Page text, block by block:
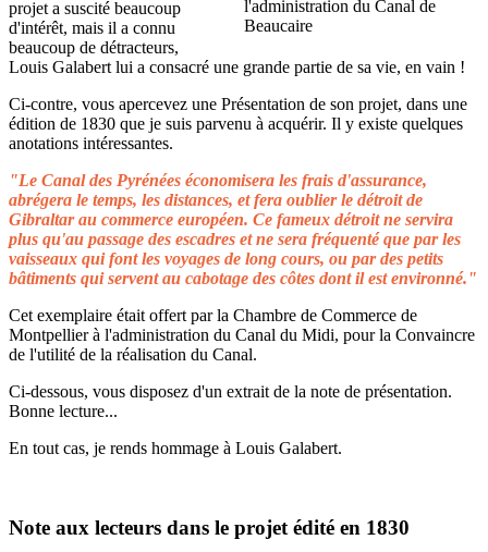
projet a suscité beaucoup
d'intérêt, mais il a connu
beaucoup de détracteurs,
Louis Galabert lui a consacré une grande partie de sa vie, en vain !
Ci-contre, vous apercevez une Présentation de son projet, dans une
édition de 1830 que je suis parvenu à acquérir. Il y existe quelques
anotations intéressantes.
"Le Canal des Pyrénées économisera les frais d'assurance,
abrégera le temps, les distances, et fera oublier le détroit de
Gibraltar au commerce européen. Ce fameux détroit ne servira
plus qu'au passage des escadres et ne sera fréquenté que par les
vaisseaux qui font les voyages de long cours, ou par des petits
bâtiments qui servent au cabotage des côtes dont il est environné."
Cet exemplaire était offert par la Chambre de Commerce de
Montpellier à l'administration du Canal du Midi, pour la Convaincre
de l'utilité de la réalisation du Canal.
Ci-dessous, vous disposez d'un extrait de la note de présentation.
Bonne lecture...
En tout cas, je rends hommage à Louis Galabert.
Note aux lecteurs dans le projet édité en 1830